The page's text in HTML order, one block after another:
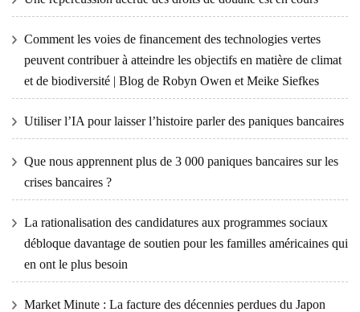
Comment les voies de financement des technologies vertes
peuvent contribuer à atteindre les objectifs en matière de climat
et de biodiversité | Blog de Robyn Owen et Meike Siefkes
Utiliser l’IA pour laisser l’histoire parler des paniques bancaires
Que nous apprennent plus de 3 000 paniques bancaires sur les
crises bancaires ?
La rationalisation des candidatures aux programmes sociaux
débloque davantage de soutien pour les familles américaines qui
en ont le plus besoin
Market Minute : La facture des décennies perdues du Japon